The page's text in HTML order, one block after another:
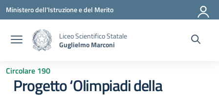
Vai ai contenuti
Vai al menu di navigazione
Vai al footer
Ministero dell'Istruzione e del Merito
Liceo Scientifico Statale
Guglielmo Marconi
Circolare 190
Progetto ‘Olimpiadi della